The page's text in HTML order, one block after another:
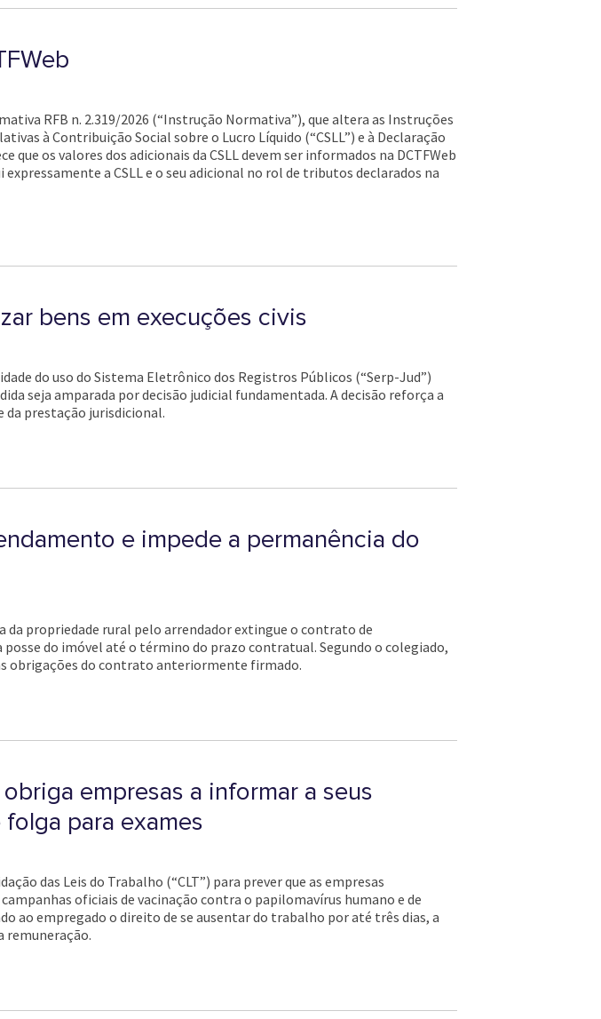
RFB n. 2.319/2026 (“Instrução Normativa”), que altera as Instruções
à Contribuição Social sobre o Lucro Líquido (“CSLL”) e à Declaração
os valores dos adicionais da CSLL devem ser informados na DCTFWeb
a CSLL e o seu adicional no rol de tributos declarados na
bens em execuções civis
do uso do Sistema Eletrônico dos Registros Públicos (“Serp-Jud”)
seja amparada por decisão judicial fundamentada. A decisão reforça a
da prestação jurisdicional.
e impede a permanência do
da propriedade rural pelo arrendador extingue o contrato de
do imóvel até o término do prazo contratual. Segundo o colegiado,
obrigações do contrato anteriormente firmado.
empresas a informar a seus
para exames
das Leis do Trabalho (“CLT”) para prever que as empresas
oficiais de vacinação contra o papilomavírus humano e de
ao empregado o direito de se ausentar do trabalho por até três dias, a
remuneração.